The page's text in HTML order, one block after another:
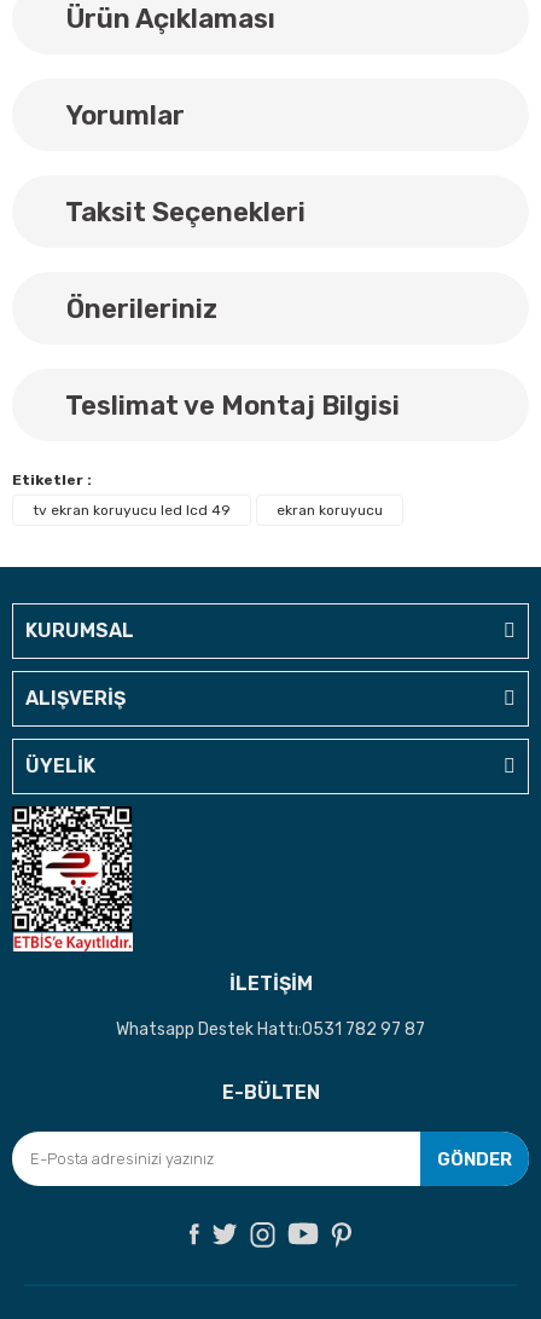
Ürün Açıklaması
Yorumlar
Taksit Seçenekleri
Önerileriniz
Teslimat ve Montaj Bilgisi
Etiketler :
tv ekran koruyucu led lcd 49
ekran koruyucu
KURUMSAL
ALIŞVERİŞ
ÜYELİK
İLETİŞİM
Whatsapp Destek Hattı:0531 782 97 87
E-BÜLTEN
GÖNDER